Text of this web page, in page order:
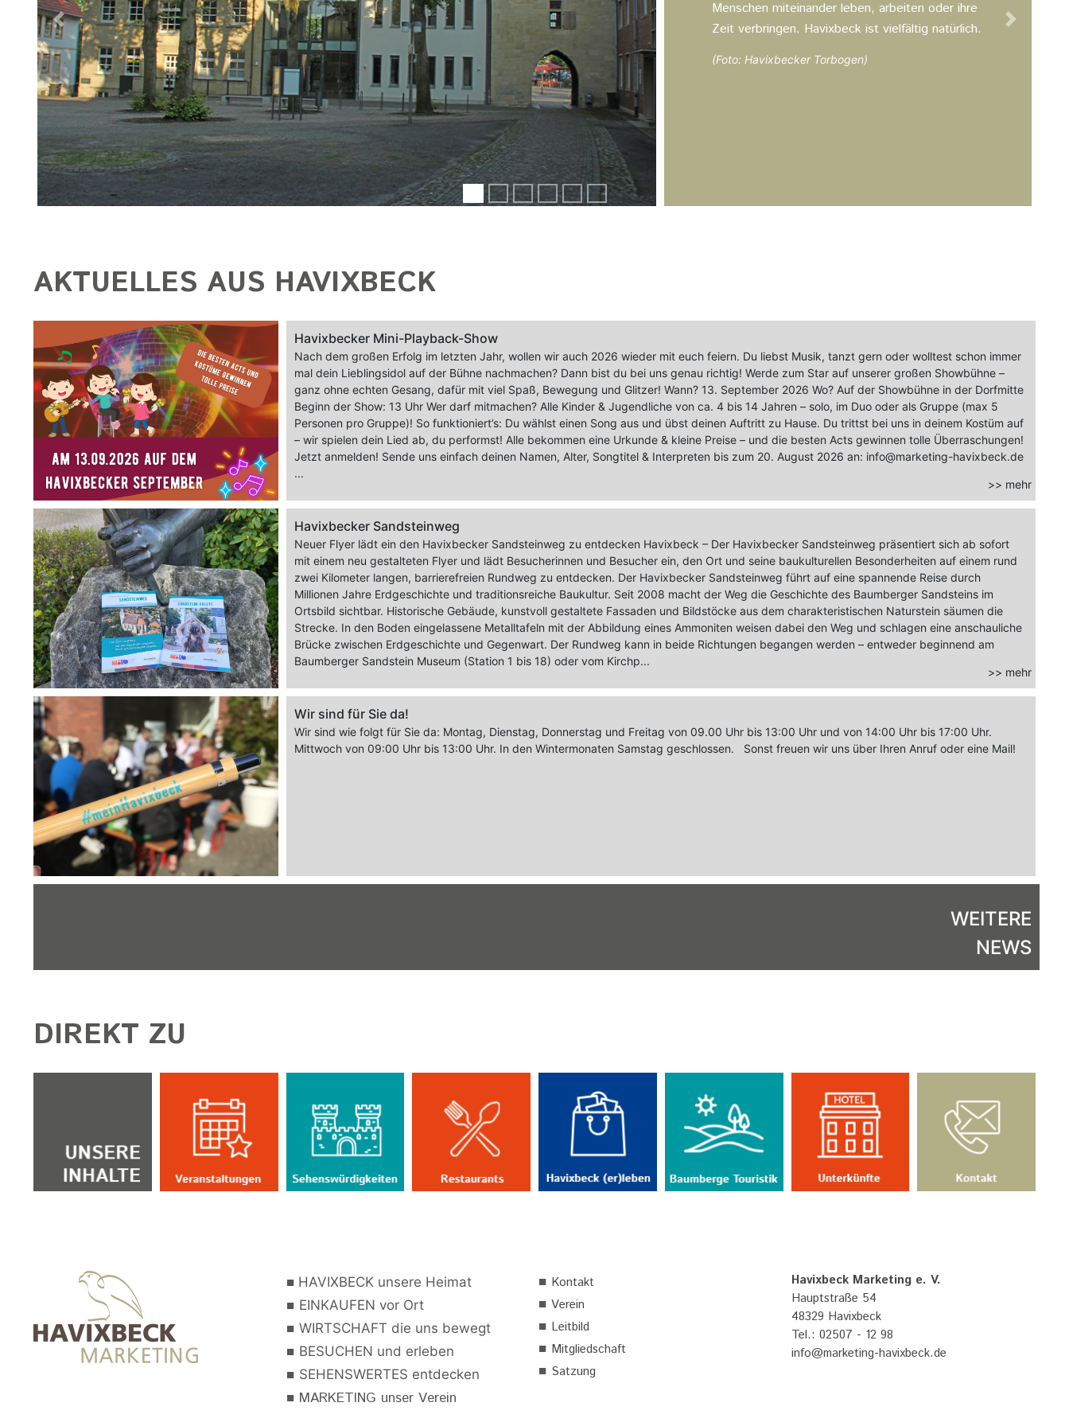
Menschen miteinander leben, arbeiten oder ihre
Zeit verbringen. Havixbeck ist vielfältig natürlich.
(Foto: Havixbecker Torbogen)
Previous Next
AKTUELLES AUS HAVIXBECK
Havixbecker Mini-Playback-Show
Nach dem großen Erfolg im letzten Jahr, wollen wir auch 2026 wieder mit euch feiern. Du liebst Musik, tanzt gern oder wolltest schon immer
mal dein Lieblingsidol auf der Bühne nachmachen? Dann bist du bei uns genau richtig! Werde zum Star auf unserer großen Showbühne –
ganz ohne echten Gesang, dafür mit viel Spaß, Bewegung und Glitzer! Wann? 13. September 2026 Wo? Auf der Showbühne in der Dorfmitte
Beginn der Show: 13 Uhr Wer darf mitmachen? Alle Kinder & Jugendliche von ca. 4 bis 14 Jahren – solo, im Duo oder als Gruppe (max 5
Personen pro Gruppe)! So funktioniert’s: Du wählst einen Song aus und übst deinen Auftritt zu Hause. Du trittst bei uns in deinem Kostüm auf
– wir spielen dein Lied ab, du performst! Alle bekommen eine Urkunde & kleine Preise – und die besten Acts gewinnen tolle Überraschungen!
Jetzt anmelden! Sende uns einfach deinen Namen, Alter, Songtitel & Interpreten bis zum 20. August 2026 an: info@marketing-havixbeck.de
...
>> mehr
Havixbecker Sandsteinweg
Neuer Flyer lädt ein den Havixbecker Sandsteinweg zu entdecken Havixbeck – Der Havixbecker Sandsteinweg präsentiert sich ab sofort
mit einem neu gestalteten Flyer und lädt Besucherinnen und Besucher ein, den Ort und seine baukulturellen Besonderheiten auf einem rund
zwei Kilometer langen, barrierefreien Rundweg zu entdecken. Der Havixbecker Sandsteinweg führt auf eine spannende Reise durch
Millionen Jahre Erdgeschichte und traditionsreiche Baukultur. Seit 2008 macht der Weg die Geschichte des Baumberger Sandsteins im
Ortsbild sichtbar. Historische Gebäude, kunstvoll gestaltete Fassaden und Bildstöcke aus dem charakteristischen Naturstein säumen die
Strecke. In den Boden eingelassene Metalltafeln mit der Abbildung eines Ammoniten weisen dabei den Weg und schlagen eine anschauliche
Brücke zwischen Erdgeschichte und Gegenwart. Der Rundweg kann in beide Richtungen begangen werden – entweder beginnend am
Baumberger Sandstein Museum (Station 1 bis 18) oder vom Kirchp...
>> mehr
Wir sind für Sie da!
Wir sind wie folgt für Sie da: Montag, Dienstag, Donnerstag und Freitag von 09.00 Uhr bis 13:00 Uhr und von 14:00 Uhr bis 17:00 Uhr.
Mittwoch von 09:00 Uhr bis 13:00 Uhr. In den Wintermonaten Samstag geschlossen. Sonst freuen wir uns über Ihren Anruf oder eine Mail!
WEITERE
NEWS
DIREKT ZU
■ HAVIXBECK unsere Heimat
■ EINKAUFEN vor Ort
■ WIRTSCHAFT die uns bewegt
■ BESUCHEN und erleben
■ SEHENSWERTES entdecken
■ MARKETING unser Verein
■ Kontakt
■ Verein
■ Leitbild
■ Mitgliedschaft
■ Satzung
Havixbeck Marketing e. V.
Hauptstraße 54
48329 Havixbeck
Tel.: 02507 - 12 98
info@marketing-havixbeck.de